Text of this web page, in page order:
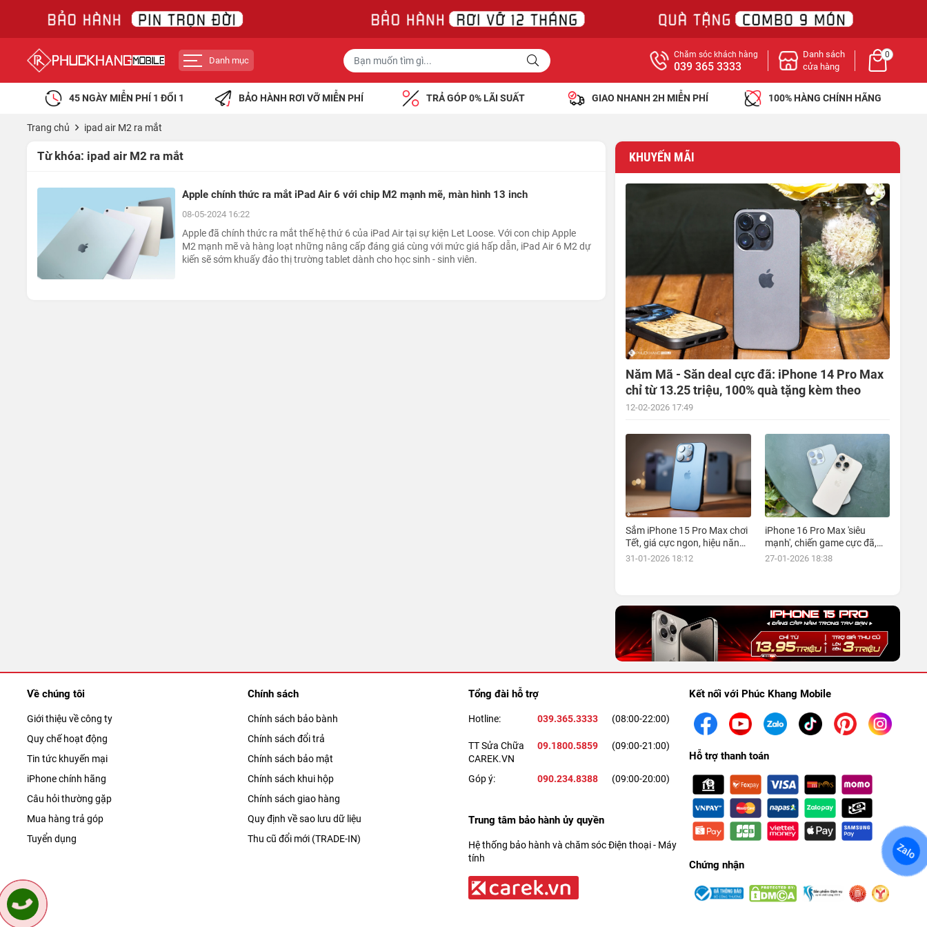
Danh mục
Chăm sóc khách hàng
039 365 3333
Danh sách
cửa hàng
0
45 NGÀY MIỄN PHÍ 1 ĐỔI 1 BẢO HÀNH RƠI VỠ MIỄN PHÍ TRẢ GÓP 0% LÃI SUẤT GIAO NHANH 2H MIỄN PHÍ 100% HÀNG CHÍNH HÃNG
Trang chủ ipad air M2 ra mắt
Từ khóa: ipad air M2 ra mắt
Apple chính thức ra mắt iPad Air 6 với chip M2 mạnh mẽ, màn hình 13 inch
08-05-2024 16:22
Apple đã chính thức ra mắt thế hệ thứ 6 của iPad Air tại sự kiện Let Loose. Với con chip Apple
M2 mạnh mẽ và hàng loạt những nâng cấp đáng giá cùng với mức giá hấp dẫn, iPad Air 6 M2 dự
kiến sẽ sớm khuấy đảo thị trường tablet dành cho học sinh - sinh viên.
KHUYẾN MÃI
Năm Mã - Săn deal cực đã: iPhone 14 Pro Max
chỉ từ 13.25 triệu, 100% quà tặng kèm theo
12-02-2026 17:49
Sắm iPhone 15 Pro Max chơi
Tết, giá cực ngon, hiệu năng
đỉnh, kèm nhiều ưu đãi, mua
31-01-2026 18:12
iPhone 16 Pro Max 'siêu
mạnh', chiến game cực đã,
giá siêu hợp lý, mua ngay!
27-01-2026 18:38
Về chúng tôi
Giới thiệu về công ty
Quy chế hoạt động
Tin tức khuyến mại
iPhone chính hãng
Câu hỏi thường gặp
Mua hàng trả góp
Tuyển dụng
Chính sách
Chính sách bảo bành
Chính sách đổi trả
Chính sách bảo mật
Chính sách khui hộp
Chính sách giao hàng
Quy định về sao lưu dữ liệu
Thu cũ đổi mới (TRADE-IN)
Tổng đài hỗ trợ
Hotline: 039.365.3333 (08:00-22:00)
TT Sửa Chữa
CAREK.VN
09.1800.5859 (09:00-21:00)
Góp ý: 090.234.8388 (09:00-20:00)
Trung tâm bảo hành ủy quyền
Hệ thống bảo hành và chăm sóc Điện thoại - Máy
tính
Kết nối với Phúc Khang Mobile
Hỗ trợ thanh toán
Chứng nhận
Zalo